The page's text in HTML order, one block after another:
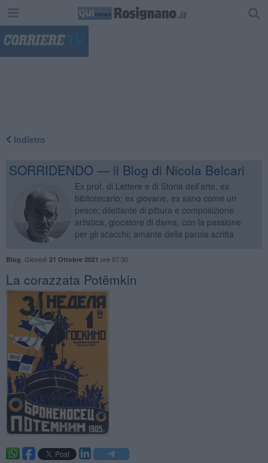
Indietro
SORRIDENDO — il Blog di Nicola Belcari
Ex prof. di Lettere e di Storia dell’arte, ex
bibliotecario; ex giovane, ex sano come un
pesce; dilettante di pittura e composizione
artistica, giocatore di dama, con la passione
per gli scacchi; amante della parola scritta
Blog Giovedì 21 Ottobre 2021 ore 07:30
La corazzata Potëmkin